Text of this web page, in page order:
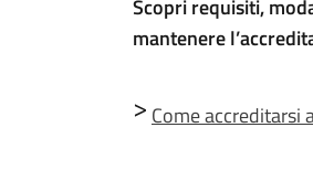
Scopri requisiti,
mantenere
> Come accreditarsi